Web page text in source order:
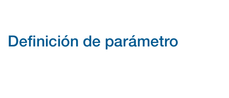
Definición de parámetro